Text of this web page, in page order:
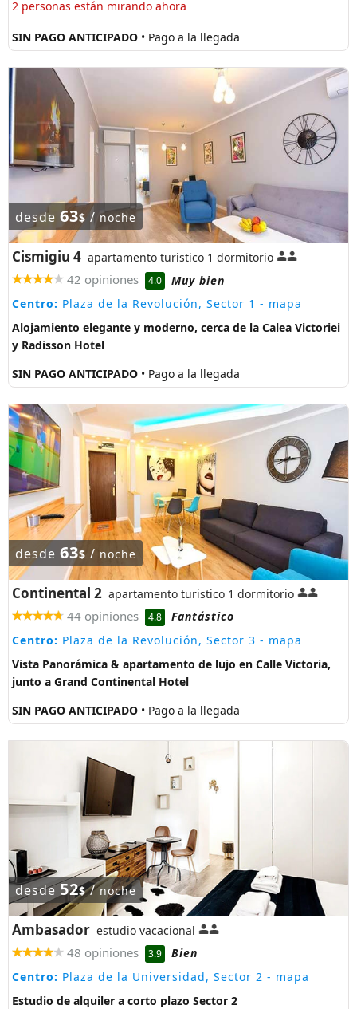
2 personas están mirando ahora
SIN PAGO ANTICIPADO • Pago a la llegada
desde 63$/ noche
Cismigiu 4 apartamento turistico 1 dormitorio
42 opiniones 4.0
Muy bien
Centro: Plaza de la Revolución, Sector 1 - mapa
Alojamiento elegante y moderno, cerca de la Calea Victoriei
y Radisson Hotel
SIN PAGO ANTICIPADO • Pago a la llegada
desde 63$ / noche
Continental 2 apartamento turistico 1 dormitorio
44 opiniones 4.8
Fantástico
Centro: Plaza de la Revolución, Sector 3 - mapa
Vista Panorámica & apartamento de lujo en Calle Victoria,
junto a Grand Continental Hotel
SIN PAGO ANTICIPADO • Pago a la llegada
desde52$/noche
Ambasador estudio vacacional
48 opiniones 3.9
Bien
Centro: Plaza de la Universidad, Sector 2 - mapa
Estudio de alquiler a corto plazo Sector 2